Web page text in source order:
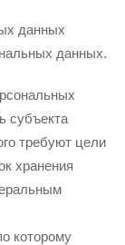
данных
данных.
субъекта
требуют цели
хранения
которому